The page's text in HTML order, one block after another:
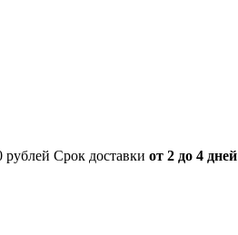
рублей Срок доставки от 2 до 4 дней